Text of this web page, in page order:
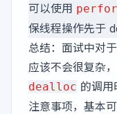
可以使用
保线程操作先于
总结：面试中对
应该不会很复杂
dealloc 的调
注意事项，基本